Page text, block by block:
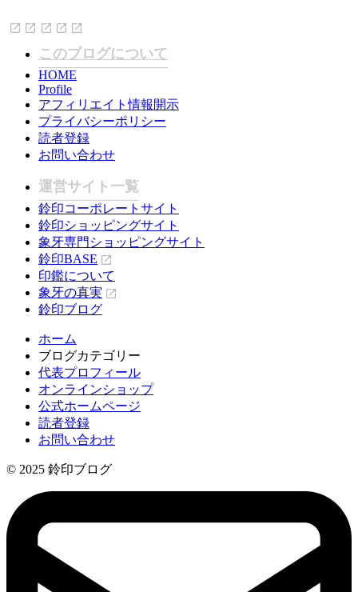
このブログについて
HOME
Profile
アフィリエイト情報開示
プライバシーポリシー
読者登録
お問い合わせ
運営サイト一覧
鈴印コーポレートサイト
鈴印ショッピングサイト
象牙専門ショッピングサイト
鈴印BASE
印鑑について
象牙の真実
鈴印ブログ
ホーム
ブログカテゴリー
代表プロフィール
オンラインショップ
公式ホームページ
読者登録
お問い合わせ
© 2025 鈴印ブログ